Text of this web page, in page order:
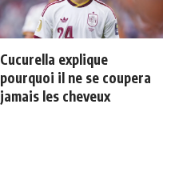
Cucurella explique
pourquoi il ne se coupera
jamais les cheveux